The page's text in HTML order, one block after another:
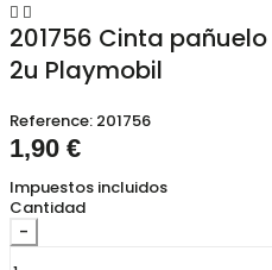
 
201756 Cinta
2u Playmobil
Reference: 201756
1,90 €
Impuestos incluidos
Cantidad
-